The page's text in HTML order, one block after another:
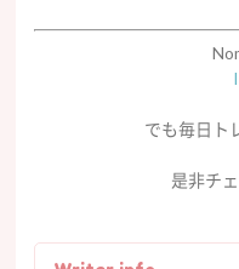
でも毎日ト
是非チ